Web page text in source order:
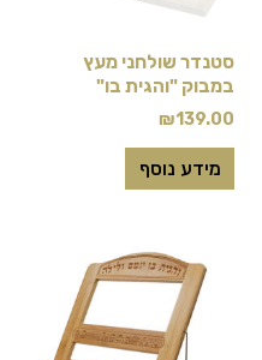
סטנדר שולחני מעץ
במבוק "והגית בו"
₪139.00
מידע נוסף